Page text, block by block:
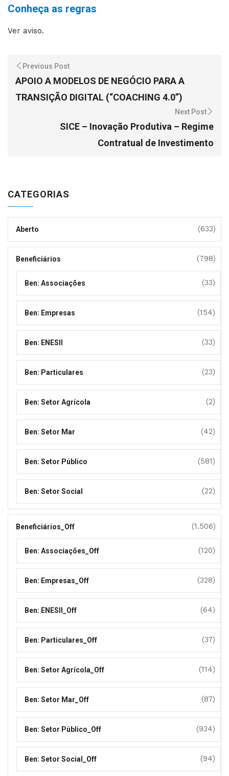
Conheça as regras
Ver aviso.
Previous Post
APOIO A MODELOS DE NEGÓCIO PARA A
TRANSIÇÃO DIGITAL (“COACHING 4.0”)
Next Post
SICE – Inovação Produtiva – Regime
Contratual de Investimento
CATEGORIAS
Aberto (633)
Beneficiários (798)
Ben: Associações (33)
Ben: Empresas (154)
Ben: ENESII (33)
Ben: Particulares (23)
Ben: Setor Agrícola (2)
Ben: Setor Mar (42)
Ben: Setor Público (581)
Ben: Setor Social (22)
Beneficiários_Off (1.506)
Ben: Associações_Off (120)
Ben: Empresas_Off (328)
Ben: ENESII_Off (64)
Ben: Particulares_Off (37)
Ben: Setor Agrícola_Off (114)
Ben: Setor Mar_Off (87)
Ben: Setor Público_Off (934)
Ben: Setor Social_Off (94)